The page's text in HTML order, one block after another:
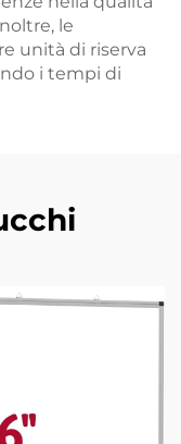
le
unità di riserva
i tempi di